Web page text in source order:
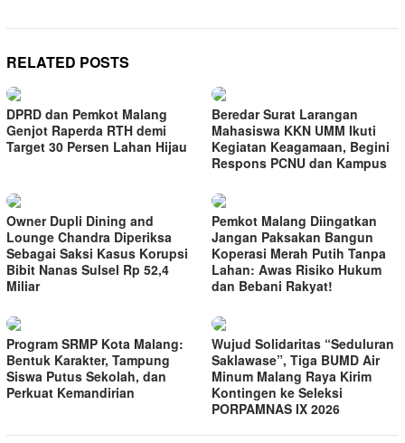
RELATED POSTS
DPRD dan Pemkot Malang
Genjot Raperda RTH demi
Target 30 Persen Lahan Hijau
Beredar Surat Larangan
Mahasiswa KKN UMM Ikuti
Kegiatan Keagamaan, Begini
Respons PCNU dan Kampus
Owner Dupli Dining and
Lounge Chandra Diperiksa
Sebagai Saksi Kasus Korupsi
Bibit Nanas Sulsel Rp 52,4
Miliar
Pemkot Malang Diingatkan
Jangan Paksakan Bangun
Koperasi Merah Putih Tanpa
Lahan: Awas Risiko Hukum
dan Bebani Rakyat!
Program SRMP Kota Malang:
Bentuk Karakter, Tampung
Siswa Putus Sekolah, dan
Perkuat Kemandirian
Wujud Solidaritas “Seduluran
Saklawase”, Tiga BUMD Air
Minum Malang Raya Kirim
Kontingen ke Seleksi
PORPAMNAS IX 2026